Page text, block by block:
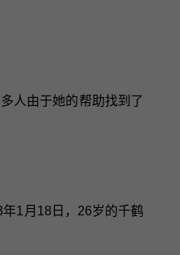
人由于她的帮助找到了
1月18日，26岁的千鹤